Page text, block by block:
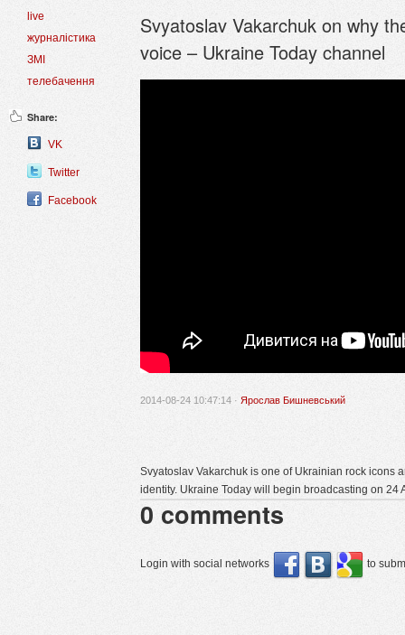
live
журналістика
ЗМІ
телебачення
Share:
VK
Twitter
Facebook
Svyatoslav Vakarchuk on why
voice – Ukraine Today channel
2014-08-24 10:47:14 · Ярослав Бишневський
Svyatoslav Vakarchuk is one of Ukrainian rock icons
identity. Ukraine Today will begin broadcasting on 24
0 comments
Login with social networks to